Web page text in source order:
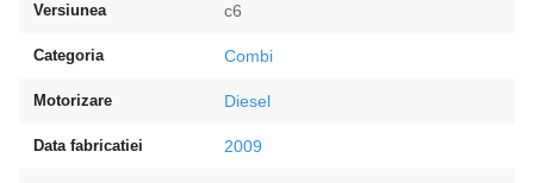
Versiunea c6
Categoria Combi
Motorizare Diesel
Data fabricatiei 2009